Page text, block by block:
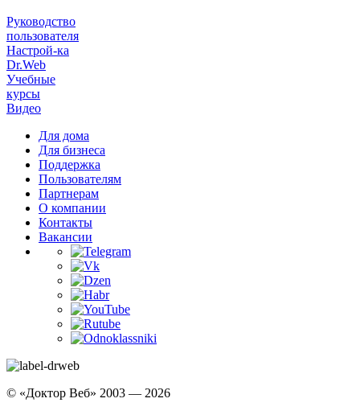
Руководство
пользователя
Настрой-ка
Dr.Web
Учебные
курсы
Видео
Для дома
Для бизнеса
Поддержка
Пользователям
Партнерам
О компании
Контакты
Вакансии
© «Доктор Веб» 2003 — 2026